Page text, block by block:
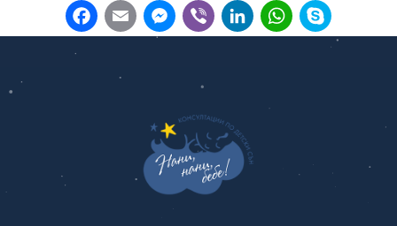
F
a
c
E
m
M
e
e
n
g
V
i
r
L
i
k
W
h
A
k